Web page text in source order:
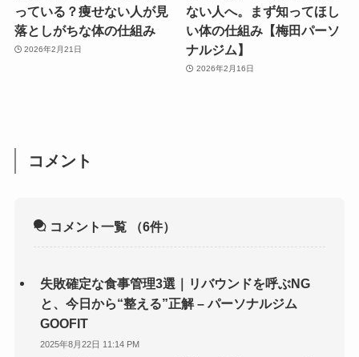
っている？痩せない人が見
落としがちな体の仕組み
2026年2月21日
ない人へ。まず知ってほし
い体の仕組み【梅田パーソ
ナルジム】
2026年2月16日
コメント
コメント一覧 （6件）
失敗確定な食事管理3選｜リバウンドを呼ぶNG
と、今日から“整える”正解 – パーソナルジム
GOOFIT
2025年8月22日 11:14 PM